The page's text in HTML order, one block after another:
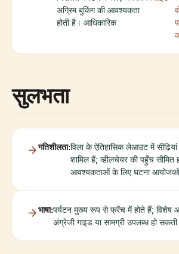
अग्रिम बुकिंग की आवश्यकता
होती है। आधिकारिक
सुलभता
गतिशीलता:विला के ऐतिहासिक लेआउट में
शामिल हैं; व्हीलचेयर की पहुँच सीमित
आवश्यकताओं के लिए घटना
भाषा:पर्यटन मुख्य रूप से फ्रेंच में होते हैं; विशेष
अंग्रेजी गाइड या सामग्री उपलब्ध हो